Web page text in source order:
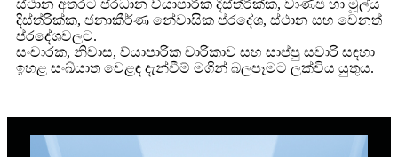
ස්ථාන අතරට ප්රධාන ව්යාපාරික දිස්ත්රික්ක, වාණිජ හා මූල්ය
දිස්ත්රික්ක, ජනාකීර්ණ නේවාසික ප්රදේශ, ස්ථාන සහ වෙනත්
ප්රදේශවලට.
සංචාරක, නිවාස, ව්යාපාරික චාරිකාව සහ සාප්පු සවාරි සඳහා
ඉහළ සංඛ්යාත වෙළඳ දැන්වීම් මගින් බලපෑමට ලක්විය යුතුය.